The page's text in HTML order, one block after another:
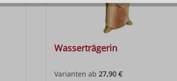
Wasserträgerin
Varianten ab 27,90 €